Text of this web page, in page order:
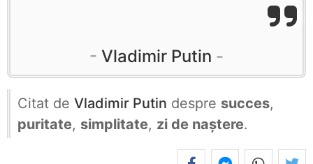
Vladimir Putin
Citat de Vladimir Putin despre succes,
puritate, simplitate, zi de naștere.